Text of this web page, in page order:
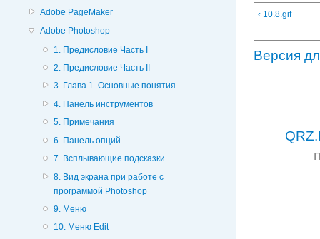
Adobe PageMaker
Adobe Photoshop
1. Предисловие Часть I
2. Предисловие Часть II
3. Глава 1. Основные понятия
4. Панель инструментов
5. Примечания
6. Панель опций
7. Всплывающие подсказки
8. Вид экрана при работе с
программой Photoshop
9. Меню
10. Меню Edit
‹ 10.8.gif
Версия